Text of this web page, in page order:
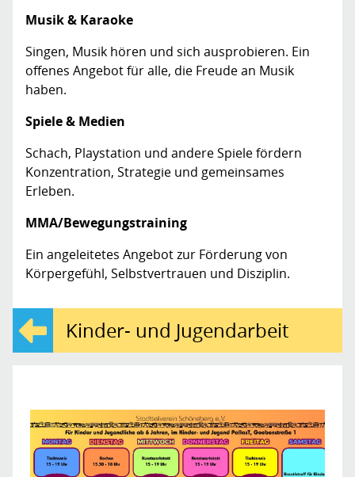
Musik & Karaoke
Singen, Musik hören und sich ausprobieren. Ein
offenes Angebot für alle, die Freude an Musik
haben.
Spiele & Medien
Schach, Playstation und andere Spiele fördern
Konzentration, Strategie und gemeinsames
Erleben.
MMA/Bewegungstraining
Ein angeleitetes Angebot zur Förderung von
Körpergefühl, Selbstvertrauen und Disziplin.
Kinder- und Jugendarbeit